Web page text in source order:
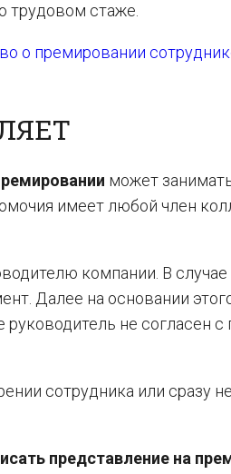
трудовом стаже.
о премировании
может
имеет любой член
компании. В случае
Далее на основании
не согласен
сотрудника или сразу
представление на